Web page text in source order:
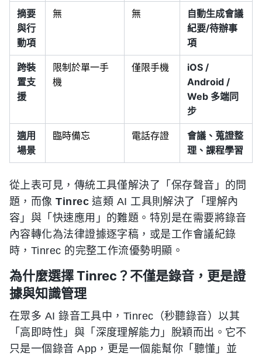
摘要
與行
動項
無 無
自動生成會議
紀要/待辦事
項
跨裝
置支
援
限制於單一手
機
僅限手機
iOS /
Android /
Web 多端同
步
適用
場景
臨時備忘 電話存證
會議、蒐證整
理、課程學習
從上表可見，傳統工具僅解決了「保存聲音」的問
題，而像Tinrec這類 AI 工具則解決了「理解內
容」與「快速應用」的難題。特別是在需要將錄音
內容轉化為法律證據逐字稿，或是工作會議紀錄
時，Tinrec 的完整工作流優勢明顯。
為什麼選擇 Tinrec？不僅是錄音，更是證
據與知識管理
在眾多 AI 錄音工具中，Tinrec（秒聽錄音）以其
「高即時性」與「深度理解能力」脫穎而出。它不
只是一個錄音 App，更是一個能幫你「聽懂」並